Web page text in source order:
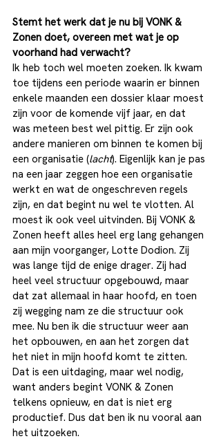
Stemt het werk dat je nu bij VONK &
Zonen doet, overeen met wat je op
voorhand had verwacht?
Ik heb toch wel moeten zoeken. Ik kwam
toe tijdens een periode waarin er binnen
enkele maanden een dossier klaar moest
zijn voor de komende vijf jaar, en dat
was meteen best wel pittig. Er zijn ook
andere manieren om binnen te komen bij
een organisatie (lacht). Eigenlijk kan je pas
na een jaar zeggen hoe een organisatie
werkt en wat de ongeschreven regels
zijn, en dat begint nu wel te vlotten. Al
moest ik ook veel uitvinden. Bij VONK &
Zonen heeft alles heel erg lang gehangen
aan mijn voorganger, Lotte Dodion. Zij
was lange tijd de enige drager. Zij had
heel veel structuur opgebouwd, maar
dat zat allemaal in haar hoofd, en toen
zij wegging nam ze die structuur ook
mee. Nu ben ik die structuur weer aan
het opbouwen, en aan het zorgen dat
het niet in mijn hoofd komt te zitten.
Dat is een uitdaging, maar wel nodig,
want anders begint VONK & Zonen
telkens opnieuw, en dat is niet erg
productief. Dus dat ben ik nu vooral aan
het uitzoeken.